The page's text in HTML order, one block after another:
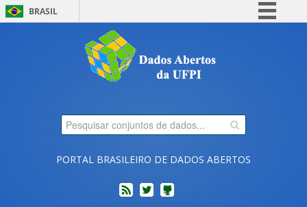
BRASIL
Comunica BR
Participe
Legislação
PORTAL BRASILEIRO DE DADOS ABERTOS